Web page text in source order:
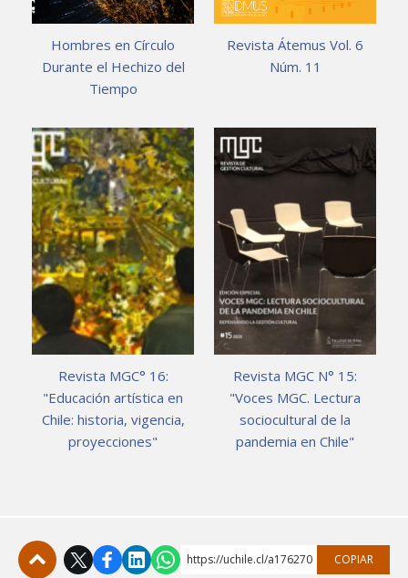
Hombres en Círculo
Durante el Hechizo del
Tiempo
Revista Átemus Vol. 6
Núm. 11
Revista MGC° 16:
"Educación artística en
Chile: historia, vigencia,
proyecciones"
Revista MGC N° 15:
"Voces MGC. Lectura
sociocultural de la
pandemia en Chile"
https://uchile.cl/a176270 COPIAR